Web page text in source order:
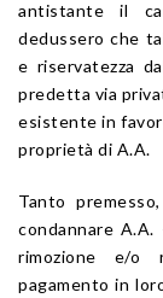
antistante il
dedussero che
e riservatezza
predetta via
esistente in
proprietà di A.A.
Tanto
condannare
rimozione e/o
pagamento in